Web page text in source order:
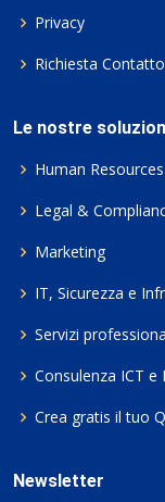
Privacy
Richiesta Contatto
Le nostre
Human Resources
Legal &
Marketing
IT, Sicurezza e
Servizi
Consulenza ICT e
Crea gratis il tuo
Newsletter